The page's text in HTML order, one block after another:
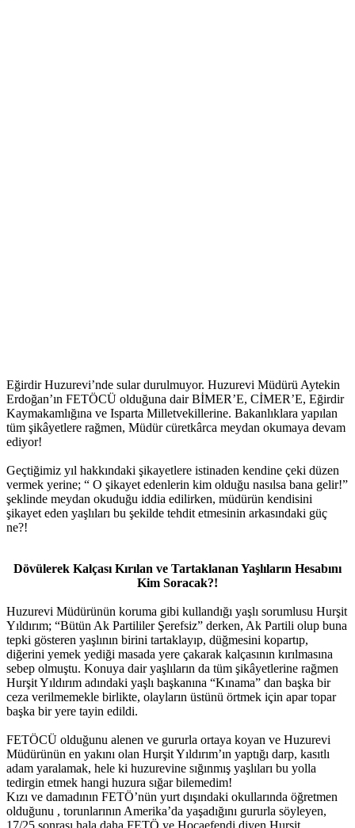
Eğirdir Huzurevi’nde sular durulmuyor. Huzurevi Müdürü Aytekin
Erdoğan’ın FETÖCÜ olduğuna dair BİMER’E, CİMER’E, Eğirdir
Kaymakamlığına ve Isparta Milletvekillerine. Bakanlıklara yapılan
tüm şikâyetlere rağmen, Müdür cüretkârca meydan okumaya devam
ediyor!
Geçtiğimiz yıl hakkındaki şikayetlere istinaden kendine çeki düzen
vermek yerine; “ O şikayet edenlerin kim olduğu nasılsa bana gelir!”
şeklinde meydan okuduğu iddia edilirken, müdürün kendisini
şikayet eden yaşlıları bu şekilde tehdit etmesinin arkasındaki güç
ne?!
Dövülerek Kalçası Kırılan ve Tartaklanan Yaşlıların Hesabını
Kim Soracak?!
Huzurevi Müdürünün koruma gibi kullandığı yaşlı sorumlusu Hurşit
Yıldırım; “Bütün Ak Partililer Şerefsiz” derken, Ak Partili olup buna
tepki gösteren yaşlının birini tartaklayıp, düğmesini kopartıp,
diğerini yemek yediği masada yere çakarak kalçasının kırılmasına
sebep olmuştu. Konuya dair yaşlıların da tüm şikâyetlerine rağmen
Hurşit Yıldırım adındaki yaşlı başkanına “Kınama” dan başka bir
ceza verilmemekle birlikte, olayların üstünü örtmek için apar topar
başka bir yere tayin edildi.
FETÖCÜ olduğunu alenen ve gururla ortaya koyan ve Huzurevi
Müdürünün en yakını olan Hurşit Yıldırım’ın yaptığı darp, kasıtlı
adam yaralamak, hele ki huzurevine sığınmış yaşlıları bu yolla
tedirgin etmek hangi huzura sığar bilemedim!
Kızı ve damadının FETÖ’nün yurt dışındaki okullarında öğretmen
olduğunu , torunlarının Amerika’da yaşadığını gururla söyleyen,